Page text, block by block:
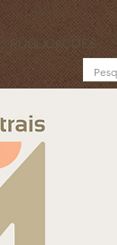
PUBLICAÇÕES